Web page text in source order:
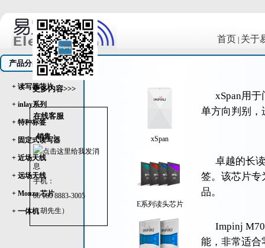
更多内容>>>
在线客服
销售：
手机：
86 186 8883-3005
（胡先生）
首页 关于
产品分类
+ 读写器芯片
+ inlay系列
+ 特种标签
+ 固定式读写器
+ 近场天线
+ 远场天线
+ Monza 芯片
+ 一体机
xSpan
xSpan用
单方向判别，
E系列读头芯片
卓越的长
签。该芯片专
品。
Impinj
能，非常适合